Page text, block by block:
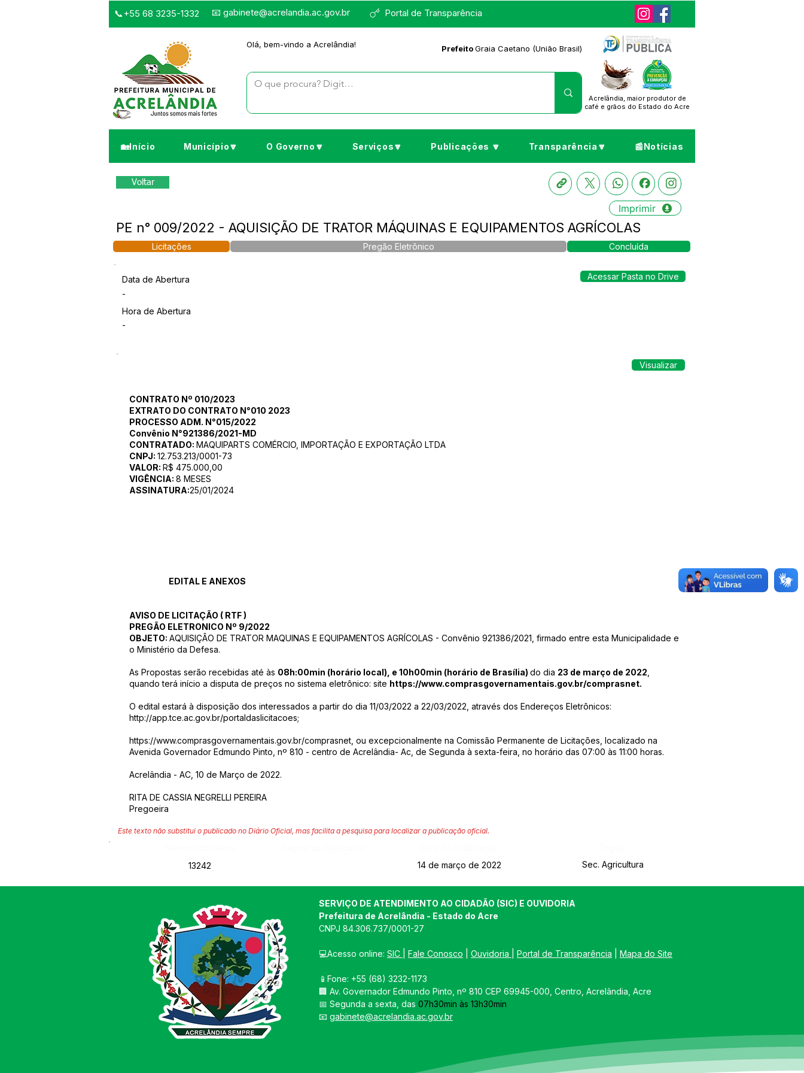
Portal de Transparência
📞+55 68 3235-1332 📧 gabinete@acrelandia.ac.gov.br
Olá, bem-vindo a Acrelândia! PrefeitoGraia Caetano (União Brasil)
Acrelândia, maior produtor de
café e grãos do Estado do Acre
🏡Início Município🔽 O Governo🔽 Serviços🔽 Publicações 🔽 Transparência🔽 📰Notícias
Voltar
Imprimir
PE n° 009/2022 - AQUISIÇÃO DE TRATOR MÁQUINAS E EQUIPAMENTOS AGRÍCOLAS
Licitações Pregão Eletrônico Concluída
Data de Abertura
-
Hora de Abertura
-
Acessar Pasta no Drive
Visualizar
CONTRATO Nº 010/2023
EXTRATO DO CONTRATO N°010 2023
PROCESSO ADM. N°015/2022
Convênio N°921386/2021-MD
CONTRATADO: MAQUIPARTS COMÉRCIO, IMPORTAÇÃO E EXPORTAÇÃO LTDA
CNPJ: 12.753.213/0001-73
VALOR: R$ 475.000,00
VIGÊNCIA: 8 MESES
ASSINATURA:25/01/2024
EDITAL E ANEXOS
AVISO DE LICITAÇÃO ( RTF)
PREGÃO ELETRONICO Nº 9/2022
OBJETO: AQUISIÇÃO DE TRATOR MAQUINAS E EQUIPAMENTOS AGRÍCOLAS - Convênio 921386/2021, firmado entre esta Municipalidade e
o Ministério da Defesa.
As Propostas serão recebidas até às 08h:00min (horário local), e 10h00min (horário de Brasília) do dia 23 de março de 2022
quando terá início a disputa de preços no sistema eletrônico: site https://www.comprasgovernamentais.gov.br/comprasnet.
O edital estará à disposição dos interessados a partir do dia 11/03/2022 a 22/03/2022, através dos Endereços Eletrônicos:
http://app.tce.ac.gov.br/portaldaslicitacoes;
https://www.comprasgovernamentais.gov.br/comprasnet, ou excepcionalmente na Comissão Permanente de Licitações, localizado na
Avenida Governador Edmundo Pinto, nº 810 - centro de Acrelândia- Ac, de Segunda à sexta-feira, no horário das 07:00 às 11:00 horas.
Acrelândia - AC, 10 de Março de 2022.
RITA DE CASSIA NEGRELLI PEREIRA
Pregoeira
Este texto não substitui o publicado no Diário Oficial, mas facilita a pesquisa para localizar a publicação oficial.
13242
14 de março de 2022 Sec. Agricultura
SERVIÇO DE ATENDIMENTO AO CIDADÃO (SIC) E OUVIDORIA
Prefeitura de Acrelândia - Estado do Acre
CNPJ 84.306.737/0001-27
💻Acesso online: SIC Fale Conosco Ouvidoria Portal de Transparência Mapa do Site
📱Fone: +55 (68) 3232-1173
🏢 Av. Governador Edmundo Pinto, nº 810 CEP 69945-000, Centro, Acrelândia, Acre
📅 Segunda a sexta, das 07h30min às 13h30min
📧 gabinete@acrelandia.ac.gov.br